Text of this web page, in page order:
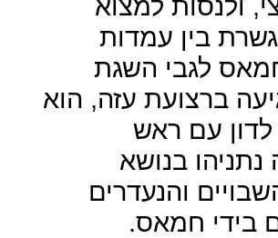
בין עמדות
לגבי השגת
ברצועת עזה, הוא
עם ראש
בנושא
והנעדרים
בידי חמאס.